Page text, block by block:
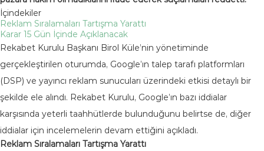
İçindekiler
Reklam Sıralamaları Tartışma Yarattı
Karar 15 Gün İçinde Açıklanacak
Rekabet Kurulu Başkanı Birol Küle’nin yönetiminde
gerçekleştirilen oturumda, Google’ın talep tarafı platformları
(DSP) ve yayıncı reklam sunucuları üzerindeki etkisi detaylı bir
şekilde ele alındı. Rekabet Kurulu, Google’ın bazı iddialar
karşısında yeterli taahhütlerde bulunduğunu belirtse de, diğer
iddialar için incelemelerin devam ettiğini açıkladı.
Reklam Sıralamaları Tartışma Yarattı